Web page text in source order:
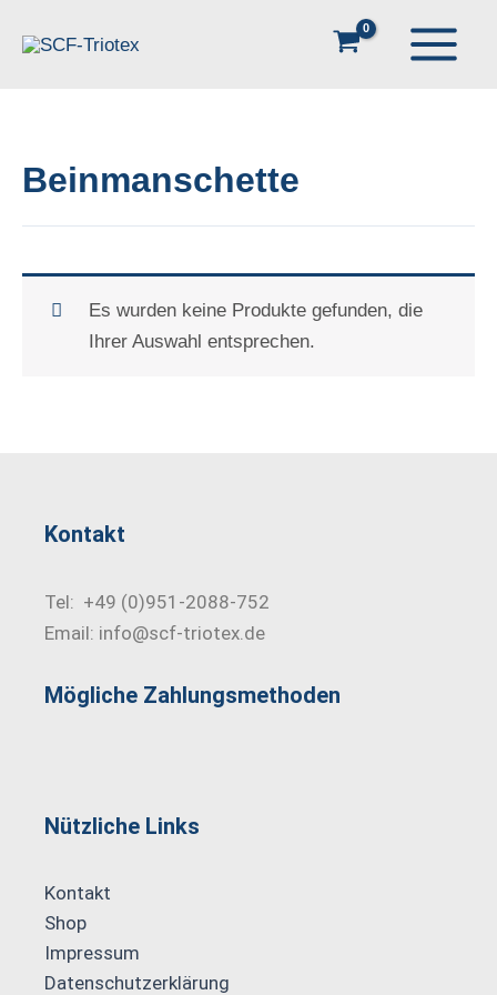
Inhalt
Beinmanschette
Es wurden keine Produkte gefunden, die
Ihrer Auswahl entsprechen.
Kontakt
Tel: +49 (0)951-2088-752
Email: info@scf-triotex.de
Mögliche Zahlungs­methoden
Nützliche Links
Kontakt
Shop
Impressum
Datenschutzerklärung